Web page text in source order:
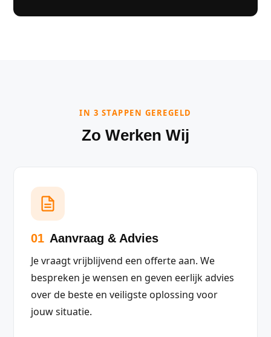
IN 3 STAPPEN GEREGELD
Zo Werken Wij
01 Aanvraag & Advies
Je vraagt vrijblijvend een offerte aan. We
bespreken je wensen en geven eerlijk advies
over de beste en veiligste oplossing voor
jouw situatie.